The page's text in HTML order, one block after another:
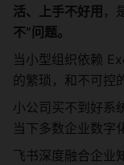
活、上手不好用 ，
不”问题。
当小型组织依赖
的繁琐，和不可控
小公司买不到好
当下多数企业数字
飞书深度融合企业